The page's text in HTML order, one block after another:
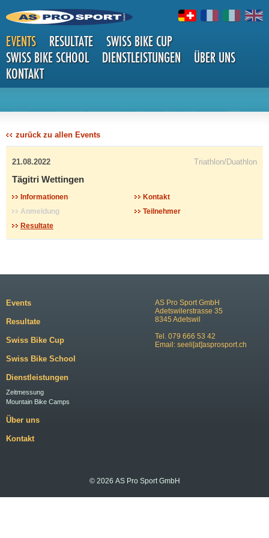
EVENTS RESULTATE
SWISS BIKE CUP
SWISS BIKE SCHOOL
DIENSTLEISTUNGEN
ÜBER UNS
KONTAKT
DETAILS
zurück zu allen Events
21.08.2022 Triathlon/Duathlon
Tägitri Wettingen
Informationen
Kontakt
Anmeldung
Teilnehmer
Resultate
AS Pro Sport GmbH
Adetswilerstrasse 35
8345 Adetswil
Tel. 079 666 53 42
Email: seeli[at]asprosport.ch
Events
Resultate
Swiss Bike Cup
Swiss Bike School
Dienstleistungen
Zeitmessung
Mountain Bike Camps
Über uns
Kontakt
© 2026 AS Pro Sport GmbH